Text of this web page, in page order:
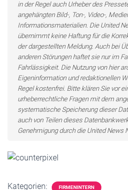
in der Regel auch Urheber des
angehängten Bild-, Ton-, Video-,
Informationsmaterialien. Die United
übernimmt keine Haftung für die
der dargestellten Meldung. Auch bei
anderen Störungen haftet sie nur im
Fahrlässigkeit. Die Nutzung von hier
Eigeninformation und redaktionellen
Regel kostenfrei. Bitte klären Sie vor
urheberrechtliche Fragen mit dem
systematische Speicherung dieser
auch von Teilen dieses
Genehmigung durch die United News
Kategorien: FIRMENINTERN